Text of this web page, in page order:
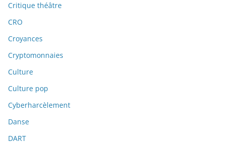
Critique théâtre
CRO
Croyances
Cryptomonnaies
Culture
Culture pop
Cyberharcèlement
Danse
DART